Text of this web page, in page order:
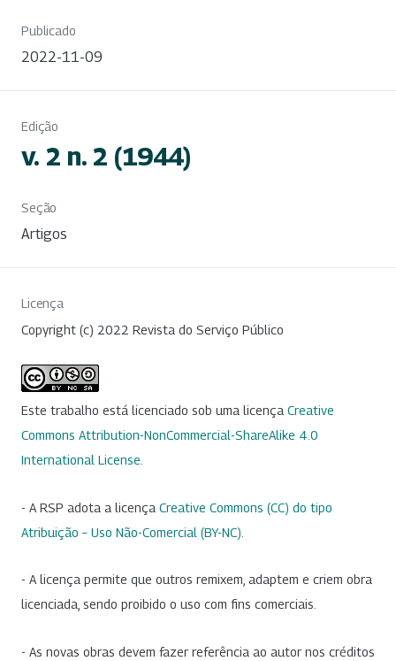
Publicado
2022-11-09
Edição
v. 2 n. 2 (1944)
Seção
Artigos
Licença
Copyright (c) 2022 Revista do Serviço Público
Este trabalho está licenciado sob uma licença Creative
Commons Attribution-NonCommercial-ShareAlike 4.0
International License
- A RSP adota a licença Creative Commons (CC) do tipo
Atribuição – Uso Não-Comercial (BY-NC)
- A licença permite que outros remixem, adaptem e criem obra
licenciada, sendo proibido o uso com fins comerciais.
- As novas obras devem fazer referência ao autor nos créditos